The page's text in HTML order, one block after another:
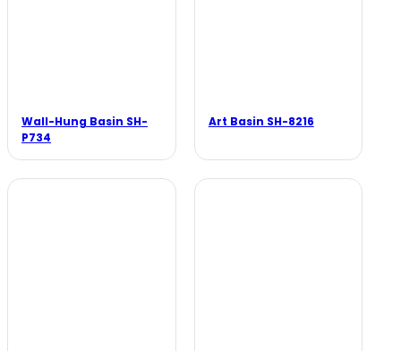
Wall-Hung Basin SH-
P734
Art Basin SH-8216